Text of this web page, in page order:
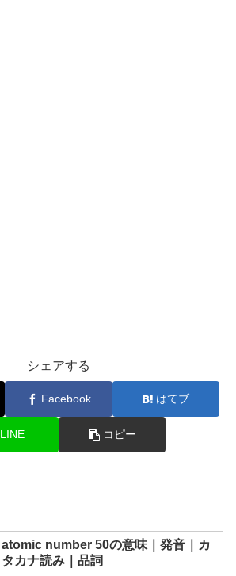
シェアする
Facebook はてブ
LINE コピー
atomic number 50の意味｜発音｜カ
タカナ読み｜品詞